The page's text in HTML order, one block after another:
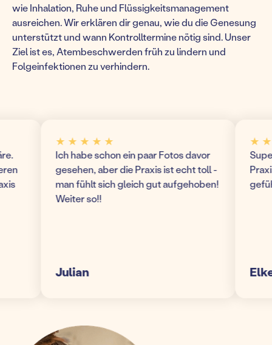
wie Inhalation, Ruhe und Flüssigkeitsmanagement
ausreichen. Wir erklären dir genau, wie du die Genesung
unterstützt und wann Kontrolltermine nötig sind. Unser
Ziel ist es, Atembeschwerden früh zu lindern und
Folgeinfektionen zu verhindern.
★ ★ ★ ★ ★
Ich habe schon ein paar Fotos davor
gesehen, aber die Praxis ist echt toll -
man fühlt sich gleich gut aufgehoben!
Weiter so!!
Julian
★ ★
Super
Praxis!
gefühlt
Elke S.